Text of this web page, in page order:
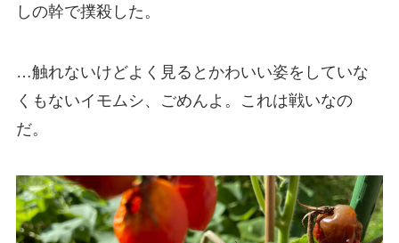
しの幹で撲殺した。
…触れないけどよく見るとかわいい姿をしていな
くもないイモムシ、ごめんよ。これは戦いなの
だ。